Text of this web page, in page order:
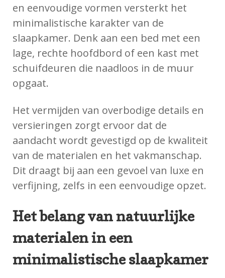
en eenvoudige vormen versterkt het
minimalistische karakter van de
slaapkamer. Denk aan een bed met een
lage, rechte hoofdbord of een kast met
schuifdeuren die naadloos in de muur
opgaat.
Het vermijden van overbodige details en
versieringen zorgt ervoor dat de
aandacht wordt gevestigd op de kwaliteit
van de materialen en het vakmanschap.
Dit draagt bij aan een gevoel van luxe en
verfijning, zelfs in een eenvoudige opzet.
Het belang van natuurlijke
materialen in een
minimalistische slaapkamer